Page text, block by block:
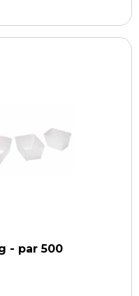
- par 500